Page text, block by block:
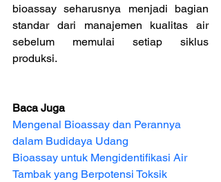
bioassay seharusnya menjadi bagian
standar dari manajemen kualitas air
sebelum memulai setiap siklus
produksi.
Baca Juga
Mengenal Bioassay dan Perannya
dalam Budidaya Udang
Bioassay untuk Mengidentifikasi Air
Tambak yang Berpotensi Toksik